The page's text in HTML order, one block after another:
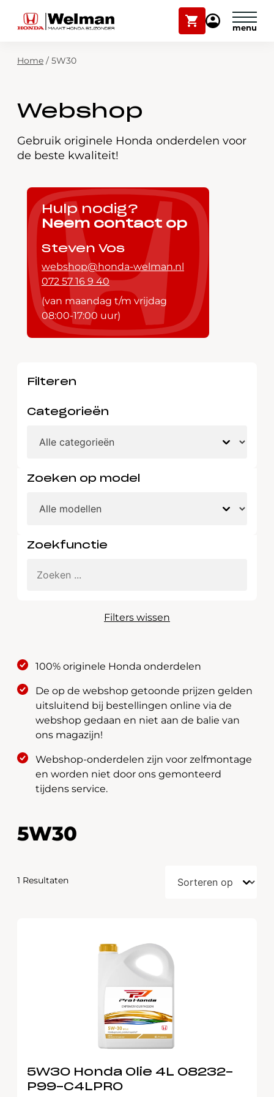
Winkelwagen
Mijn
Modellen
Over ons
Webshop
Contact
Zoekfunctie
Plan onderhoud
Mijn Honda Welman
Home / 5W30
Webshop
Gebruik originele Honda onderdelen voor
de beste kwaliteit!
Hulp nodig?
Neem contact op
Steven Vos
webshop@honda-welman.nl
072 57 16 9 40
(van maandag t/m vrijdag
08:00-17:00 uur)
Filteren
Categorieën
Zoeken op model
Zoekfunctie
Filters wissen
100% originele Honda onderdelen
De op de webshop getoonde prijzen gelden
uitsluitend bij bestellingen online via de
webshop gedaan en niet aan de balie van
ons magazijn!
Webshop-onderdelen zijn voor zelfmontage
en worden niet door ons gemonteerd
tijdens service.
5W30
1 Resultaten
5W30 Honda Olie 4L 08232-
P99-C4LPRO